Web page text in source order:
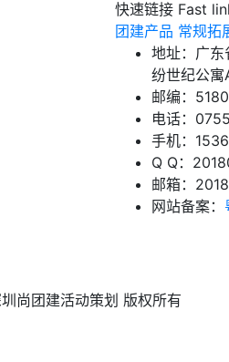
快速链接 Fast
团建产品 常规拓
地址：广
纷世纪公寓
邮编：
电话：
手机：
Q Q：
邮箱：
网站备案：
尚团建活动策划 版权所有